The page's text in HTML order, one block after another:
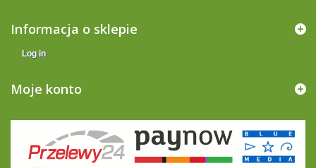
Informacja o sklepie
Log in
Moje konto